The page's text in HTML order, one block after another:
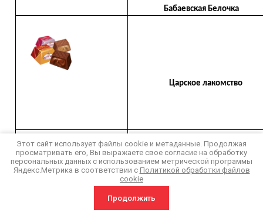
Бабаевская Белочка
Царское лакомство
Космическая одиссея
Этот сайт использует файлы cookie и метаданные. Продолжая
просматривать его, Вы выражаете свое согласие на обработку
персональных данных с использованием метрической программы
Яндекс.Метрика в соответствии с Политикой обработки файлов
cookie
Продолжить